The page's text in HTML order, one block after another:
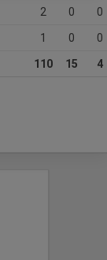
2 0 0
1 0 0
110 15 4